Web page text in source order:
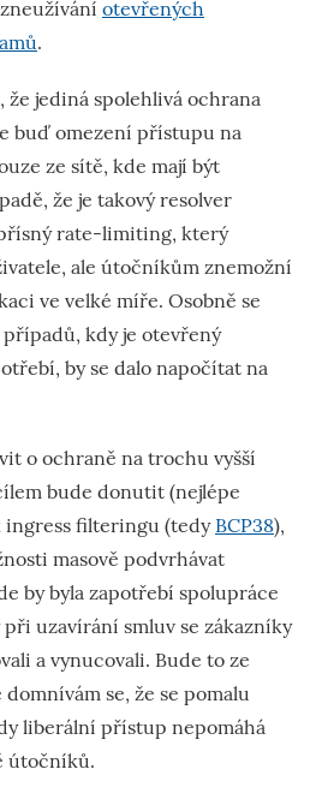
otevřených
.
jediná spolehlivá ochrana
buď omezení přístupu na
ze sítě, kde mají být
že je takový resolver
rate-limiting, který
ale útočníkům znemožní
ve velké míře. Osobně se
případů, kdy je otevřený
by se dalo napočítat na
o ochraně na trochu vyšší
bude donutit (nejlépe
ingress filteringu (tedy BCP38),
masově podvrhávat
by byla zapotřebí spolupráce
uzavírání smluv se zákazníky
a vynucovali. Bude to ze
se, že se pomalu
liberální přístup nepomáhá
útočníků.